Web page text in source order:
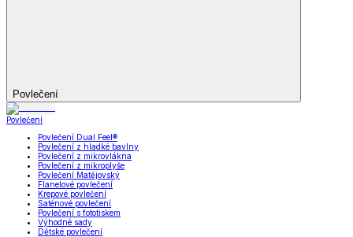
Povlečení
Povlečení
Povlečení Dual Feel®
Povlečení z hladké bavlny
Povlečení z mikrovlákna
Povlečení z mikroplyše
Povlečení Matějovský
Flanelové povlečení
Krepové povlečení
Saténové povlečení
Povlečení s fototiskem
Výhodné sady
Dětské povlečení